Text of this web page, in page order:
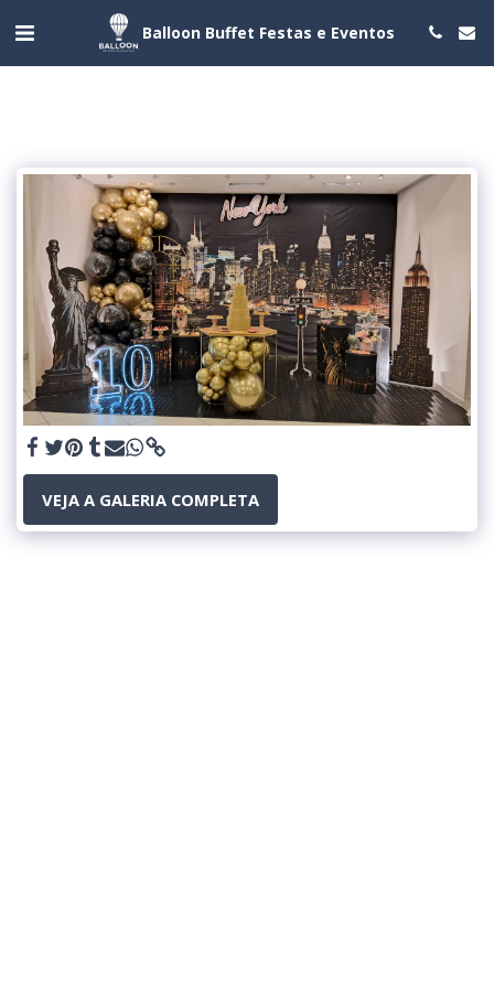
Balloon Buffet Festas e Eventos
VEJA A GALERIA COMPLETA